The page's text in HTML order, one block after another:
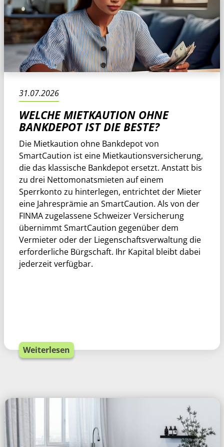
31.07.2026
WELCHE MIETKAUTION OHNE
BANKDEPOT IST DIE BESTE?
Die Mietkaution ohne Bankdepot von
SmartCaution ist eine Mietkautionsversicherung,
die das klassische Bankdepot ersetzt. Anstatt bis
zu drei Nettomonatsmieten auf einem
Sperrkonto zu hinterlegen, entrichtet der Mieter
eine Jahresprämie an SmartCaution. Als von der
FINMA zugelassene Schweizer Versicherung
übernimmt SmartCaution gegenüber dem
Vermieter oder der Liegenschaftsverwaltung die
erforderliche Bürgschaft. Ihr Kapital bleibt dabei
jederzeit verfügbar.
Weiterlesen